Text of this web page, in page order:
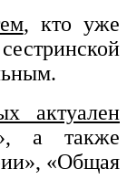
, кто уже
актуален
а также
«Общая